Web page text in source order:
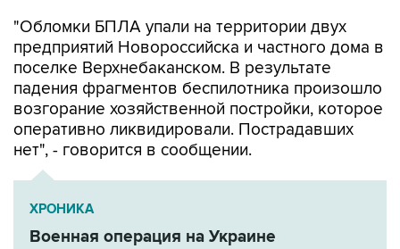
"Обломки БПЛА упали на территории двух
предприятий Новороссийска и частного дома в
поселке Верхнебаканском. В результате
падения фрагментов беспилотника произошло
возгорание хозяйственной постройки, которое
оперативно ликвидировали. Пострадавших
нет", - говорится в сообщении.
ХРОНИКА
Военная операция на Украине